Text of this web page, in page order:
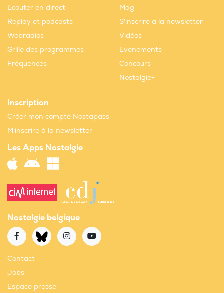
Ecouter en direct
Replay et podcasts
Webradios
Grille des programmes
Fréquences
Mag
S'inscrire à la newsletter
Vidéos
Evènements
Concours
Nostalgie+
Inscription
Créer mon compte Nostapass
M'inscrire à la newsletter
Les Apps Nostalgie
Nostalgie belgique
Contact
Jobs
Espace presse